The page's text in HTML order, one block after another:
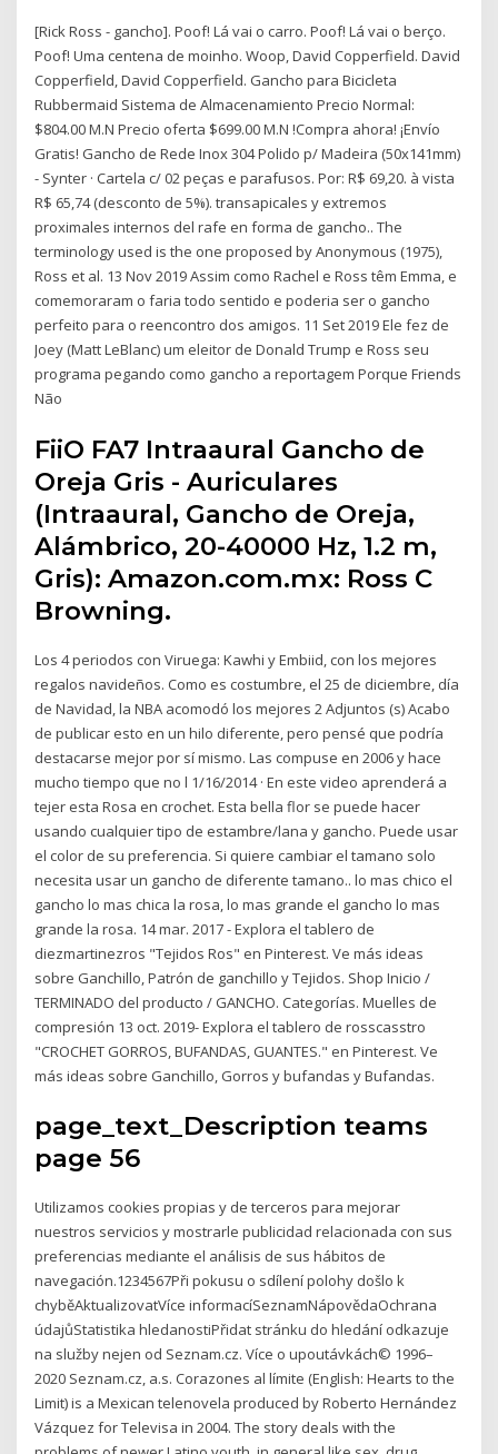
[Rick Ross - gancho]. Poof! Lá vai o carro. Poof! Lá vai o berço.
Poof! Uma centena de moinho. Woop, David Copperfield. David
Copperfield, David Copperfield. Gancho para Bicicleta
Rubbermaid Sistema de Almacenamiento Precio Normal:
$804.00 M.N Precio oferta $699.00 M.N !Compra ahora! ¡Envío
Gratis! Gancho de Rede Inox 304 Polido p/ Madeira (50x141mm)
- Synter · Cartela c/ 02 peças e parafusos. Por: R$ 69,20. à vista
R$ 65,74 (desconto de 5%). transapicales y extremos
proximales internos del rafe en forma de gancho.. The
terminology used is the one proposed by Anonymous (1975),
Ross et al. 13 Nov 2019 Assim como Rachel e Ross têm Emma, e
comemoraram o faria todo sentido e poderia ser o gancho
perfeito para o reencontro dos amigos. 11 Set 2019 Ele fez de
Joey (Matt LeBlanc) um eleitor de Donald Trump e Ross seu
programa pegando como gancho a reportagem Porque Friends
Não
FiiO FA7 Intraaural Gancho de
Oreja Gris - Auriculares
(Intraaural, Gancho de Oreja,
Alámbrico, 20-40000 Hz, 1.2 m,
Gris): Amazon.com.mx: Ross C
Browning.
Los 4 periodos con Viruega: Kawhi y Embiid, con los mejores
regalos navideños. Como es costumbre, el 25 de diciembre, día
de Navidad, la NBA acomodó los mejores 2 Adjuntos (s) Acabo
de publicar esto en un hilo diferente, pero pensé que podría
destacarse mejor por sí mismo. Las compuse en 2006 y hace
mucho tiempo que no l 1/16/2014 · En este video aprenderá a
tejer esta Rosa en crochet. Esta bella flor se puede hacer
usando cualquier tipo de estambre/lana y gancho. Puede usar
el color de su preferencia. Si quiere cambiar el tamano solo
necesita usar un gancho de diferente tamano.. lo mas chico el
gancho lo mas chica la rosa, lo mas grande el gancho lo mas
grande la rosa. 14 mar. 2017 - Explora el tablero de
diezmartinezros "Tejidos Ros" en Pinterest. Ve más ideas
sobre Ganchillo, Patrón de ganchillo y Tejidos. Shop Inicio /
TERMINADO del producto / GANCHO. Categorías. Muelles de
compresión 13 oct. 2019- Explora el tablero de rosscasstro
"CROCHET GORROS, BUFANDAS, GUANTES." en Pinterest. Ve
más ideas sobre Ganchillo, Gorros y bufandas y Bufandas.
page_text_Description teams
page 56
Utilizamos cookies propias y de terceros para mejorar
nuestros servicios y mostrarle publicidad relacionada con sus
preferencias mediante el análisis de sus hábitos de
navegación.1234567Při pokusu o sdílení polohy došlo k
chyběAktualizovatVíce informacíSeznamNápovědaOchrana
údajůStatistika hledanostiPřidat stránku do hledání odkazuje
na služby nejen od Seznam.cz. Více o upoutávkách© 1996–
2020 Seznam.cz, a.s. Corazones al límite (English: Hearts to the
Limit) is a Mexican telenovela produced by Roberto Hernández
Vázquez for Televisa in 2004. The story deals with the